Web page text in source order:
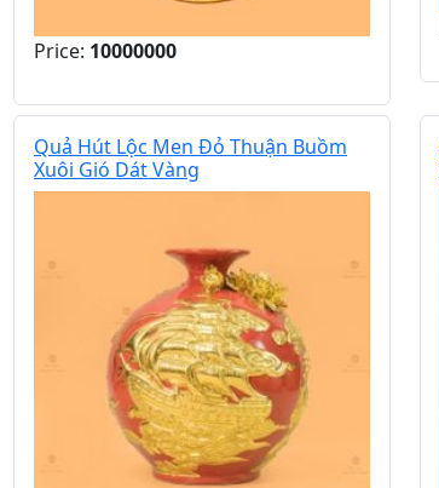
Price: 10000000
Quả Hút Lộc Men Đỏ Thuận Buồm
Xuôi Gió Dát Vàng